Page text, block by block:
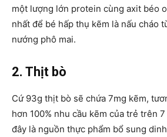
một lượng lớn protein cùng axit béo
nhất để bé hấp thụ kẽm là nấu cháo
nướng phô mai.
2. Thịt bò
Cứ 93g thịt bò sẽ chứa 7mg kẽm,
hơn 100% nhu cầu kẽm của trẻ trên
đây là nguồn thực phẩm bổ sung